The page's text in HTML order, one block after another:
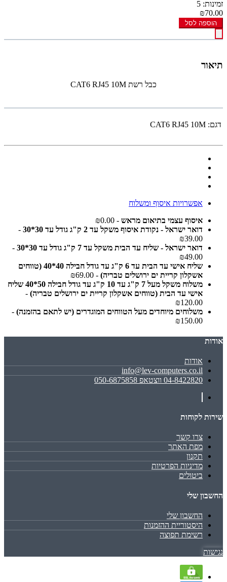
זמינות: 5
₪70.00
הוספה לסל
תיאור
כבל רשת CAT6 RJ45 10M
דגם: CAT6 RJ45 10M
אפשרויות איסוף ומשלוח
איסוף עצמי בתיאום מראש - ₪0.00
דואר ישראל - נקודת איסוף משקל עד 2 ק"ג גודל עד 30*30
-
₪39.00
דואר ישראל - שליח עד הבית משקל עד 7 ק"ג גודל עד 30*30
-
₪49.00
שליח אישי עד הבית עד 6 ק"ג עד גודל חבילה 40*40 (טווחים
אשקלון קריית ים ירושלים טבריה) - ₪69.00
משלוח משקל מעל 7 ק"ג עד 10 ק"ג עד גודל חבילה 50*40 שליח
אישי עד הבית (טווחים אשקלון קריית ים ירושלים טבריה) -
₪120.00
משלוחים מיוחדים מעל הטווחים המוגדרים (יש לתאם בהזמנה) -
₪150.00
אודות
אודות
info@lev-computers.co.il
04-8422820 ווצטאפ 050-6875858
שירות לקוחות
צרו קשר
מפת האתר
תקנון
מדיניות הפרטיות
ביטולים
החשבון שלי
החשבון שלי
היסטוריית ההזמנות
רשימת תפוצה
נגישות